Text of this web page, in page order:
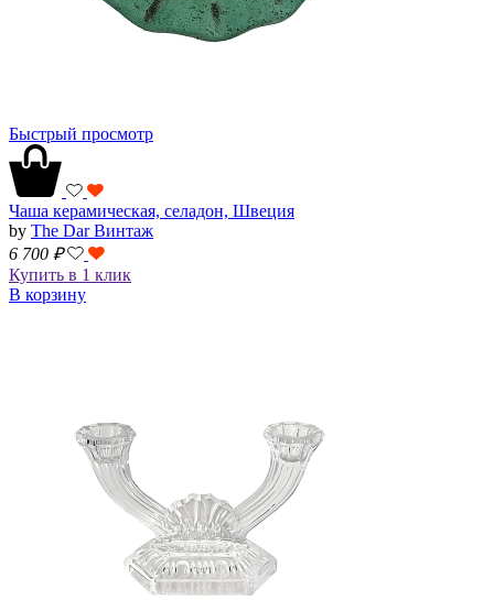
Быстрый просмотр
Чаша керамическая, селадон, Швеция
by The Dar Винтаж
6 700 ₽
Купить в 1 клик
В корзину